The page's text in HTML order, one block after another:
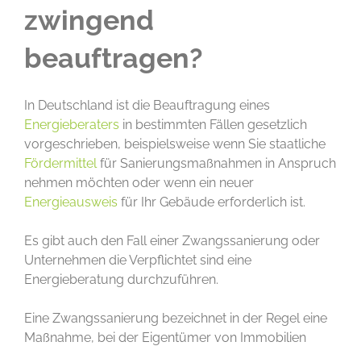
zwingend
beauftragen?
In Deutschland ist die Beauftragung eines
Energieberaters in bestimmten Fällen gesetzlich
vorgeschrieben, beispielsweise wenn Sie staatliche
Fördermittelfür Sanierungsmaßnahmen in Anspruch
nehmen möchten oder wenn ein neuer
Energieausweis für Ihr Gebäude erforderlich ist.
Es gibt auch den Fall einer Zwangssanierung oder
Unternehmen die Verpflichtet sind eine
Energieberatung durchzuführen.
Eine Zwangssanierung bezeichnet in der Regel eine
Maßnahme, bei der Eigentümer von Immobilien